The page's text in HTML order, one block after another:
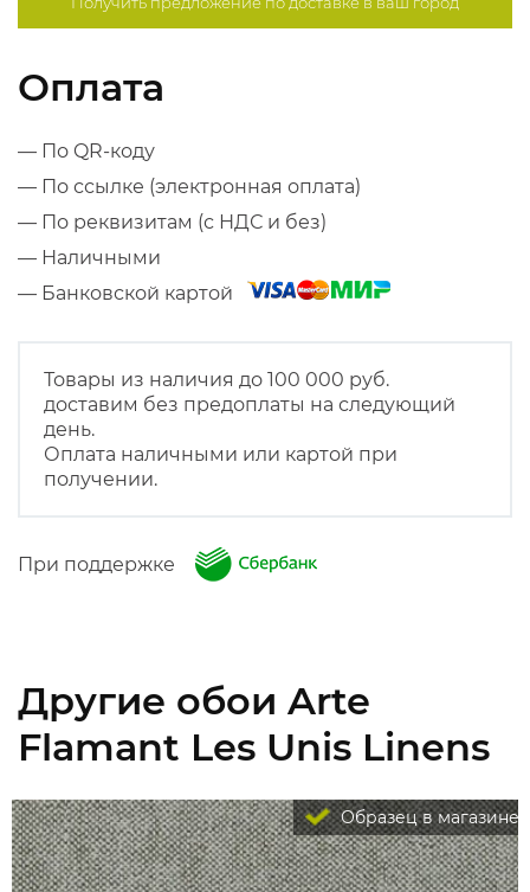
Оплата
— По QR-коду
— По ссылке (электронная оплата)
— По реквизитам (с НДС и без)
— Наличными
— Банковской картой
Товары из наличия до 100 000 руб.
доставим без предоплаты на следующий
день.
Оплата наличными или картой при
получении.
При поддержке
Другие обои Arte
Flamant Les Unis Linens
Образец в магазине